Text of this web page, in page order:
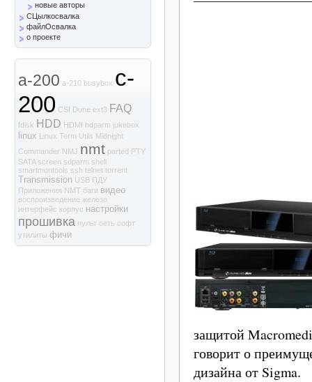
защитой
говорит о
дизайна от Sigma.
новые авторы
СЦылкосвалка
файлОсвалка
о проекте
a-200 a-210 busybox c-
200 CSI Dune ext3 FAQ
fdisk HDD HDMI hdparm jukebox
linux Linux Term Utils Midnight
Commander NMJ nmt parted PTY
SATA screen sdparm shell
smartmontools ssh telnet torrent
Transmission USB ПДУ
Приложения NMT баги видео
воспроизведение железо
интерфейс корпус настройки
прошивка пульт сеть софт
утилиты фичи